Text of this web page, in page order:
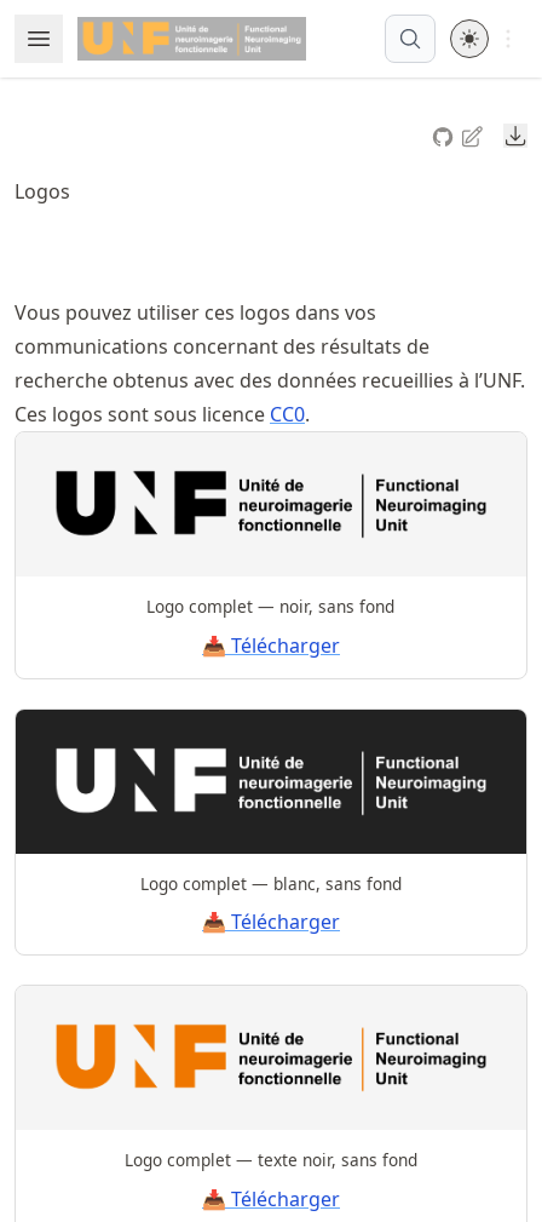
to
article
to
article
Open Menu
Made with MyST
Open
Logos
Vous pouvez utiliser ces logos dans vos
communications concernant des résultats de
recherche obtenus avec des données recueillies à l’UNF.
Ces logos sont sous licence CC0.
Logo complet — noir, sans fond
📥 Télécharger
Logo complet — blanc, sans fond
📥 Télécharger
Logo complet — texte noir, sans fond
📥 Télécharger